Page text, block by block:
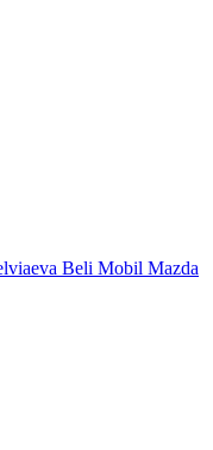
Beli Mobil Mazda